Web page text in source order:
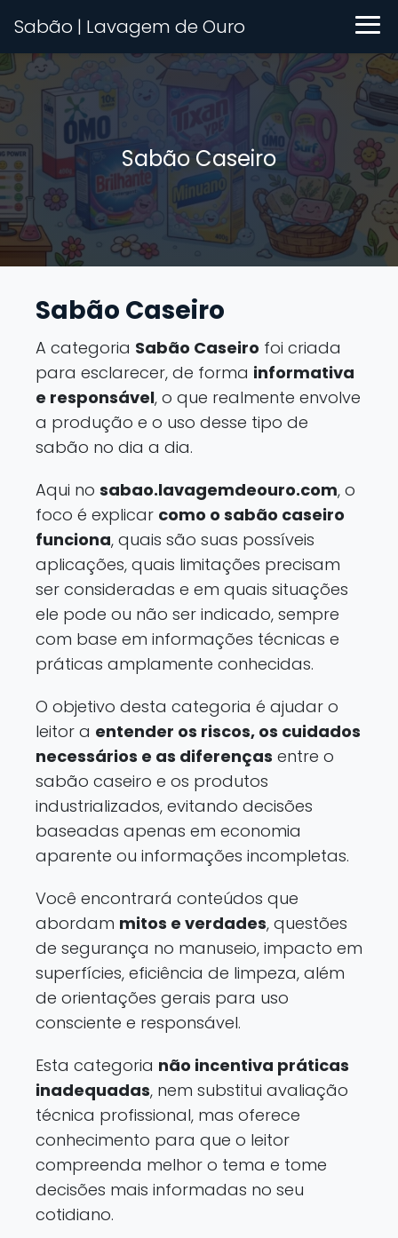
Sabão | Lavagem de Ouro
Sabão Caseiro
Sabão Caseiro
A categoria Sabão Caseiro foi criada
para esclarecer, de forma informativa
e responsável, o que realmente envolve
a produção e o uso desse tipo de
sabão no dia a dia.
Aqui no sabao.lavagemdeouro.com, o
foco é explicar como o sabão caseiro
funciona, quais são suas possíveis
aplicações, quais limitações precisam
ser consideradas e em quais situações
ele pode ou não ser indicado, sempre
com base em informações técnicas e
práticas amplamente conhecidas.
O objetivo desta categoria é ajudar o
leitor a entender os riscos, os cuidados
necessários e as diferenças entre o
sabão caseiro e os produtos
industrializados, evitando decisões
baseadas apenas em economia
aparente ou informações incompletas.
Você encontrará conteúdos que
abordam mitos e verdades, questões
de segurança no manuseio, impacto em
superfícies, eficiência de limpeza, além
de orientações gerais para uso
consciente e responsável.
Esta categoria não incentiva práticas
inadequadas, nem substitui avaliação
técnica profissional, mas oferece
conhecimento para que o leitor
compreenda melhor o tema e tome
decisões mais informadas no seu
cotidiano.